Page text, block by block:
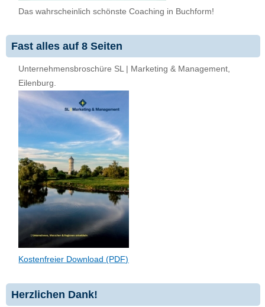
Das wahrscheinlich schönste Coaching in Buchform!
Fast alles auf 8 Seiten
Unternehmensbroschüre SL | Marketing & Management,
Eilenburg.
Kostenfreier Download (PDF)
Herzlichen Dank!